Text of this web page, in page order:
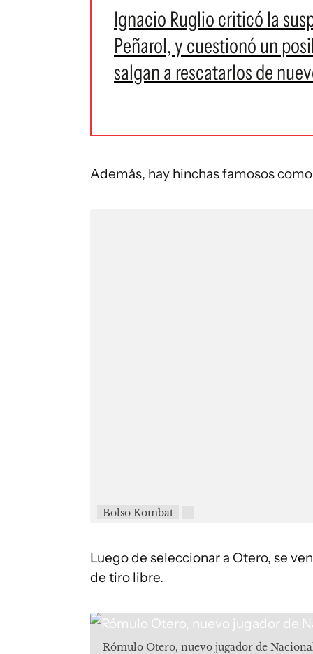
Ignacio Ruglio criticó la
Peñarol, y cuestionó un
salgan a rescatarlos de
Además, hay hinchas famosos como
Bolso Kombat
Luego de seleccionar a Otero, se
de tiro libre.
Rómulo Otero, nuevo jugador de Nacional